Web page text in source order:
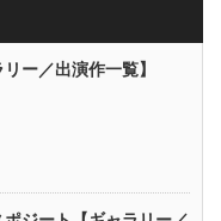
ー／出演作一覧】